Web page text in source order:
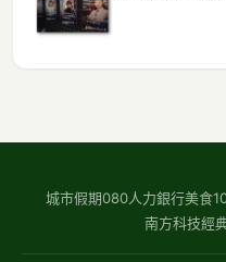
城市假期080人力銀行美食
南方科技經